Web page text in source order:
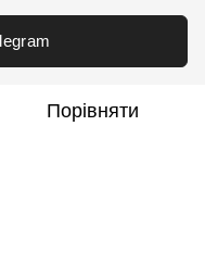
Порівняти